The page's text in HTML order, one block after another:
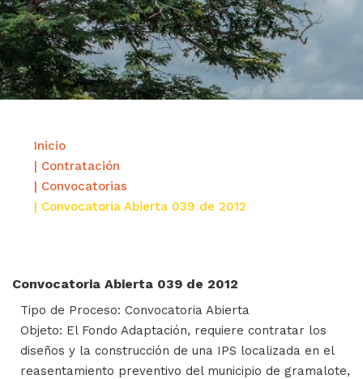
Inicio
| Contratación
| Convocatorias
| Convocatoria Abierta 039 de 2012
Convocatoria Abierta 039 de 2012
Tipo de Proceso: Convocatoria Abierta
Objeto: El Fondo Adaptación, requiere contratar los
diseños y la construcción de una IPS localizada en el
reasentamiento preventivo del municipio de gramalote,